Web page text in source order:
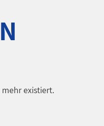
existiert.